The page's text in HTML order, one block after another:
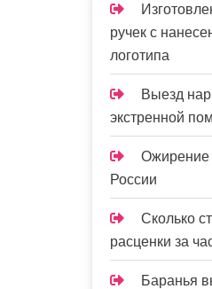
ручек с
логотипа
Выезд
экстренной
Ожирение
России
Сколько
расценки за
Баранья